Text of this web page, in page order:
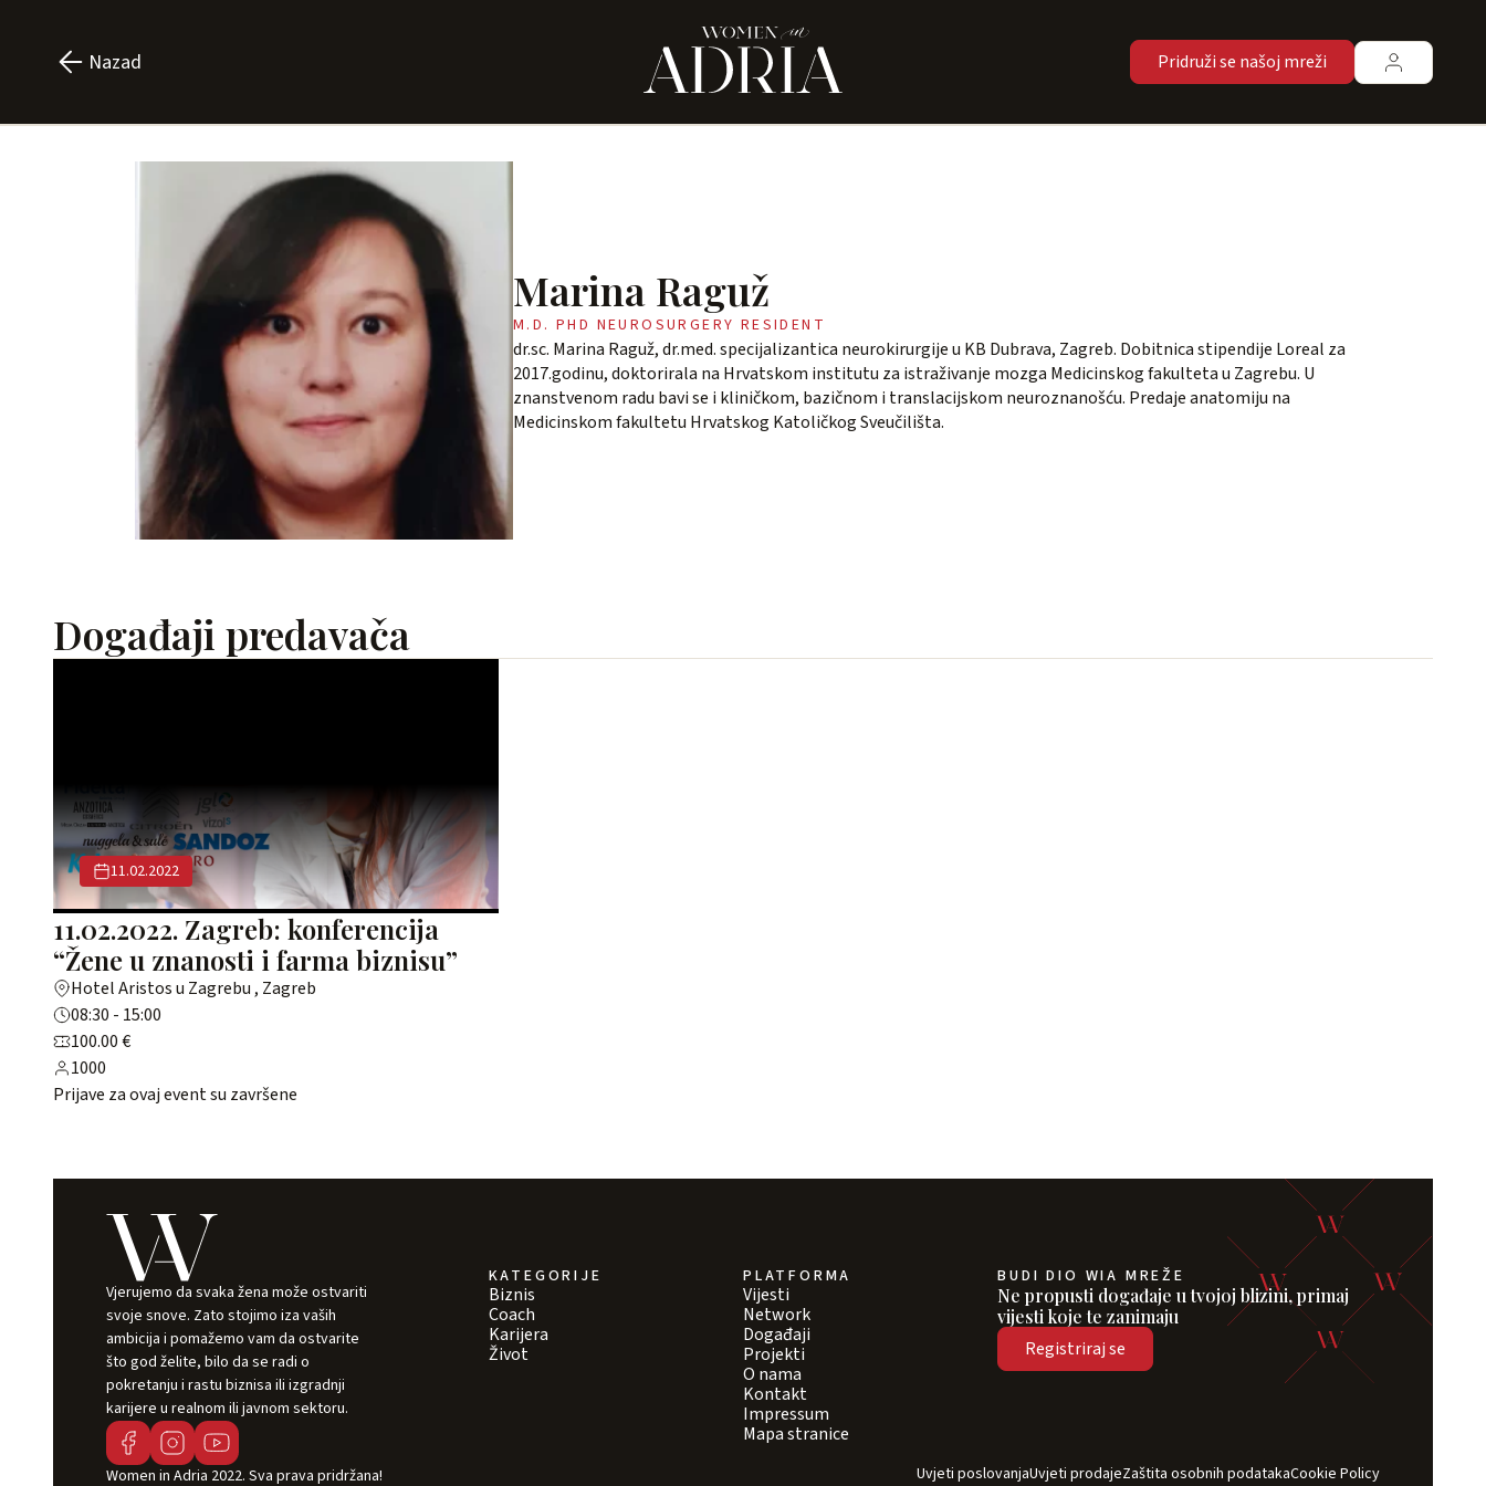
Nazad Pridruži se našoj mreži
Marina Raguž
M.D. PHD NEUROSURGERY RESIDENT
dr.sc. Marina Raguž, dr.med. specijalizantica neurokirurgije u KB Dubrava, Zagreb. Dobitnica stipendije Loreal za
2017.godinu, doktorirala na Hrvatskom institutu za istraživanje mozga Medicinskog fakulteta u Zagrebu. U
znanstvenom radu bavi se i kliničkom, bazičnom i translacijskom neuroznanošću. Predaje anatomiju na
Medicinskom fakultetu Hrvatskog Katoličkog Sveučilišta.
Događaji predavača
11.02.2022
11.02.2022. Zagreb: konferencija
“Žene u znanosti i farma biznisu”
Hotel Aristos u Zagrebu , Zagreb
08:30 - 15:00
100.00 €
1000
Prijave za ovaj event su završene
Vjerujemo da svaka žena može ostvariti
svoje snove. Zato stojimo iza vaših
ambicija i pomažemo vam da ostvarite
što god želite, bilo da se radi o
pokretanju i rastu biznisa ili izgradnji
karijere u realnom ili javnom sektoru.
KATEGORIJE
Biznis
Coach
Karijera
Život
PLATFORMA
Vijesti
Network
Događaji
Projekti
O nama
Kontakt
Impressum
Mapa stranice
BUDI DIO WIA MREŽE
Ne propusti događaje u tvojoj blizini, primaj
vijesti koje te zanimaju
Registriraj se
Women in Adria 2022. Sva prava pridržana! Uvjeti poslovanjaUvjeti prodajeZaštita osobnih podatakaCookie Policy